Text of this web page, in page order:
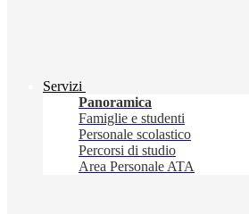
Servizi
Panoramica
Famiglie e studenti
Personale scolastico
Percorsi di studio
Area Personale ATA